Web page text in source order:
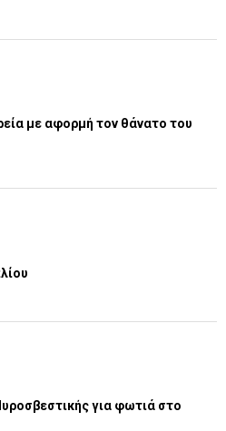
με αφορμή τον θάνατο του
για φωτιά στο